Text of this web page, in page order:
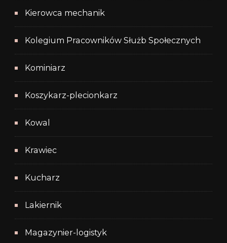
Kierowca mechanik
Kolegium Pracowników Służb Społecznych
Kominiarz
Koszykarz-plecionkarz
Kowal
Krawiec
Kucharz
Lakiernik
Magazynier-logistyk